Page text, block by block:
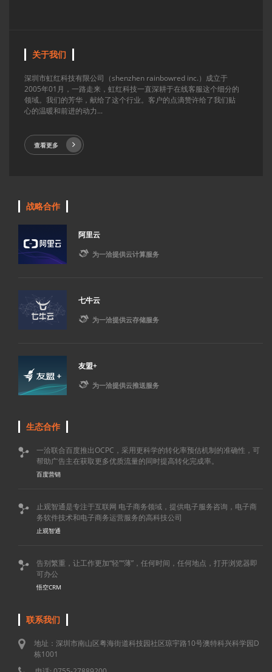
关于我们
深圳市虹红科技有限公司（shenzhen rainbowred inc.）成立于
2005年01月，一路走来，虹红科技一直深耕于在线客服这个细分的
领域。我们的芳华，献给了这个行业。客户的点滴赞许给了我们贴
心的温暖和前进的动力...
查看更多
战略合作
阿里云
 为一洽提供云计算服务
七牛云
 为一洽提供云存储服务
友盟+
 为一洽提供云推送服务
生态合作

一洽联合百度推出OCPC，采用更科学的转化率预估机制的准确性，可
帮助广告主在获取更多优质流量的同时提高转化完成率。
百度营销

止观智通是专注于互联网 电子商务领域，提供电子服务咨询，电子商
务软件技术和电子商务运营服务的高科技公司
止观智通

告别繁重，让工作更加“轻”“薄”，任何时间，任何地点，打开浏览器即
可办公
悟空CRM
联系我们
地址：深圳市南山区粤海街道科技园社区琼宇路10号澳特科兴科学园D
栋1001